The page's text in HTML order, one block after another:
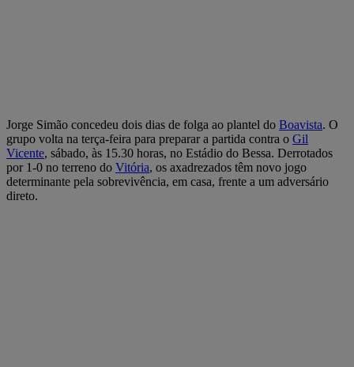
Jorge Simão concedeu dois dias de folga ao plantel do Boavista. O
grupo volta na terça-feira para preparar a partida contra o Gil
Vicente, sábado, às 15.30 horas, no Estádio do Bessa. Derrotados
por 1-0 no terreno do Vitória, os axadrezados têm novo jogo
determinante pela sobrevivência, em casa, frente a um adversário
direto.